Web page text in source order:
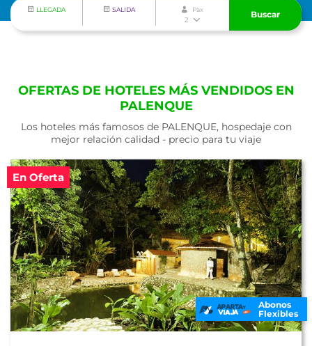
LLEGADA SALIDA Pax
2
Buscar
OFERTAS DE HOTELES MÁS VENDIDOS EN
PALENQUE
Los hoteles más famosos de PALENQUE, hospedaje con
mejor relación calidad - precio para tu viaje
En Oferta
Abonos
Flexibles